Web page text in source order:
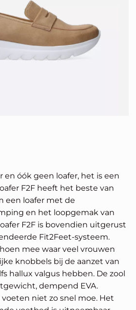
en óók geen loafer, het is een
F2F heeft het beste van
een loafer met de
en het loopgemak van
F2F is bovendien uitgerust
Fit2Feet-systeem.
mee waar veel vrouwen
knobbels bij de aanzet van
hallux valgus hebben. De zool
dempend EVA.
niet zo snel moe. Het